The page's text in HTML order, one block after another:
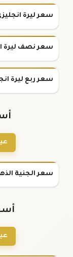
سعر ليرة انجليزي
سعر نصف ليرة
سعر ربع ليرة
سعر الجنية الذهب